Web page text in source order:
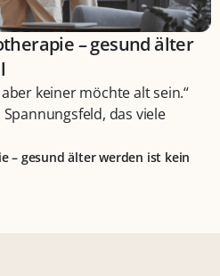
– gesund älter
keiner möchte alt sein.“
das viele
– gesund älter werden ist kein